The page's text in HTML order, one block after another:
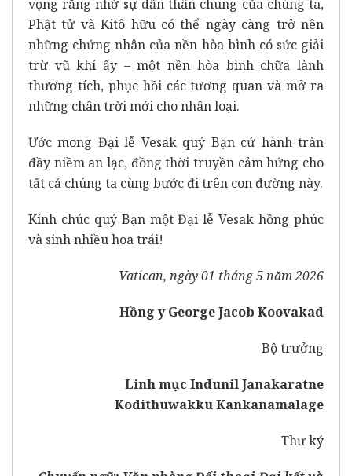
vọng rằng nhờ sự dấn thân chung của chúng ta,
Phật tử và Kitô hữu có thể ngày càng trở nên
những chứng nhân của nền hòa bình có sức giải
trừ vũ khí ấy – một nền hòa bình chữa lành
thương tích, phục hồi các tương quan và mở ra
những chân trời mới cho nhân loại.
Ước mong Đại lễ Vesak quý Bạn cử hành tràn
đầy niềm an lạc, đồng thời truyền cảm hứng cho
tất cả chúng ta cùng bước đi trên con đường này.
Kính chúc quý Bạn một Đại lễ Vesak hồng phúc
và sinh nhiều hoa trái!
Vatican, ngày 01 tháng 5 năm 2026
Hồng yGeorge Jacob Koovakad
Bộ trưởng
Linh mục Indunil Janakaratne
KodithuwakkuKankanamalage
Thư ký